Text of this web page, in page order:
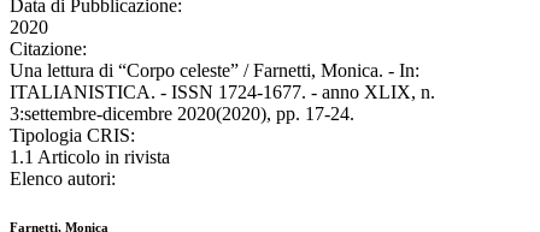
Data di Pubblicazione:
2020
Citazione:
Una lettura di “Corpo celeste” / Farnetti, Monica. - In:
ITALIANISTICA. - ISSN 1724-1677. - anno XLIX, n.
3:settembre-dicembre 2020(2020), pp. 17-24.
Tipologia CRIS:
1.1 Articolo in rivista
Elenco autori:
Farnetti, Monica